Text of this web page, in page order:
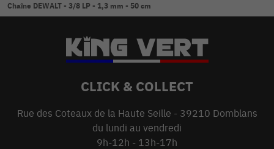
Chaîne DEWALT - 3/8 LP - 1,3 mm - 50 cm
CLICK & COLLECT
Rue des Coteaux de la Haute Seille - 39210 Domblans
du lundi au vendredi
9h-12h - 13h-17h